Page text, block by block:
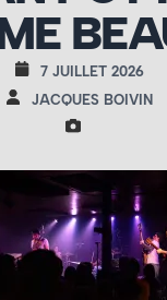
7 JUILLET 2026
JACQUES BOIVIN